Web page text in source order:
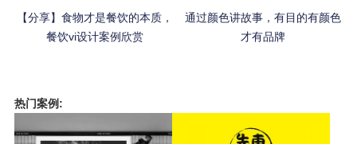
【分享】食物才是餐饮的本质，
餐饮vi设计案例欣赏
通过颜色讲故事，有目的有颜色
才有品牌
热门案例: